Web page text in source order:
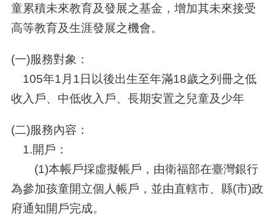
童累積未來教育及發展之基金，增加其未來接受
高等教育及生涯發展之機會。
(一)服務對象：
105年1月1日以後出生至年滿18歲之列冊之低
收入戶、中低收入戶、長期安置之兒童及少年
(二)服務內容：
1.開戶：
(1)本帳戶採虛擬帳戶，由衛福部在臺灣銀行
為參加孩童開立個人帳戶，並由直轄市、縣(市)政
府通知開戶完成。